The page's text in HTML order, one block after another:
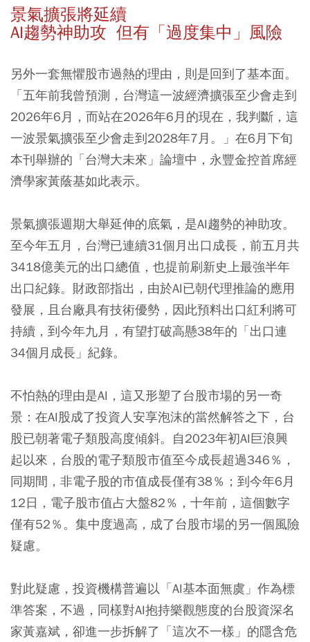
景氣擴張將延續
AI趨勢神助攻 但有「過度集中」風險
另外一套無懼股市過熱的理由，則是回到了基本面。
「五年前我曾預測，台灣這一波經濟擴張至少會走到
2026年6月，而站在2026年6月的現在，我判斷，這
一波景氣擴張至少會走到2028年7月。」在6月下旬
本刊舉辦的「台灣大未來」論壇中，永豐金控首席經
濟學家黃蔭基如此表示。
景氣擴張週期大舉延伸的底氣，是AI趨勢的神助攻。
至今年五月，台灣已連續31個月出口成長，前五月共
3418億美元的出口總值，也提前刷新史上最強半年
出口紀錄。財政部指出，由於AI已朝代理推論的應用
發展，且台廠具有技術優勢，因此預料出口紅利將可
持續，到今年九月，有望打破高懸38年的「出口連
34個月成長」紀錄。
不怕熱的理由是AI，這又形塑了台股市場的另一奇
景：在AI股成了投資人安享泡沫的當然解答之下，台
股已朝著電子類股高度傾斜。自2023年初AI巨浪興
起以來，台股的電子類股市值至今成長超過346％，
同期間，非電子股的市值成長僅有38％；到今年6月
12日，電子股市值占大盤82％，十年前，這個數字
僅有52％。集中度過高，成了台股市場的另一個風險
疑慮。
對此疑慮，投資機構普遍以「AI基本面無虞」作為標
準答案，不過，同樣對AI抱持樂觀態度的台股資深名
家黃嘉斌，卻進一步拆解了「這次不一樣」的隱含危